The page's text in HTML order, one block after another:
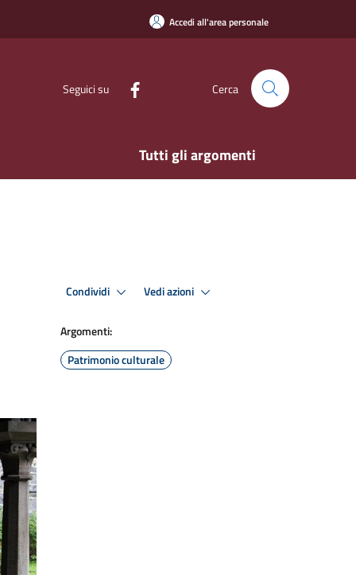
Accedi all'area personale
Seguici su Cerca
Tutti gli argomenti
Condividi Vedi azioni
Argomenti:
Patrimonio culturale